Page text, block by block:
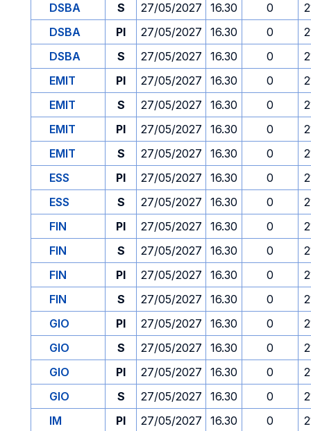
DSBA
S 27/05/2027 16.30 0
DSBA
PI 27/05/2027 16.30 0
DSBA
S 27/05/2027 16.30 0
EMIT
PI 27/05/2027 16.30 0
EMIT
S 27/05/2027 16.30 0
EMIT
PI 27/05/2027 16.30 0
EMIT
S 27/05/2027 16.30 0
ESS
PI 27/05/2027 16.30 0
ESS
S 27/05/2027 16.30 0
FIN
PI 27/05/2027 16.30 0
FIN
S 27/05/2027 16.30 0
FIN
PI 27/05/2027 16.30 0
FIN
S 27/05/2027 16.30 0
GIO
PI 27/05/2027 16.30 0
GIO
S 27/05/2027 16.30 0
GIO
PI 27/05/2027 16.30 0
GIO
S 27/05/2027 16.30 0
IM
PI 27/05/2027 16.30 0